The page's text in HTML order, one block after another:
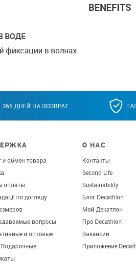
BENEFITS
ВОДЕ
фиксации в волнах
365 ДНЕЙ НА ВОЗВРАТ
и обмен товара
оплаты
по догляду
вопросы
и оптовые
О НАС
Контакты
Second Life
Sustainability
Блог Decathlon
Мой Декатлон
Про Decathlon
Вакансии
Приложение